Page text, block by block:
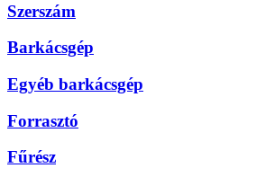
Szerszám
Barkácsgép
Egyéb barkácsgép
Forrasztó
Fűrész